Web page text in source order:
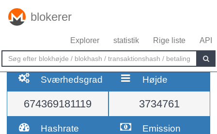
blokerer
Explorer statistik Rige liste API
Sværhedsgrad
674369181119
Højde
3734761
Hashrate Emission